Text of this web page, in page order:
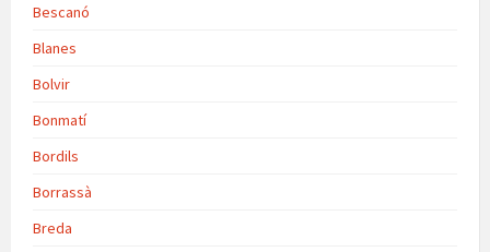
Bescanó
Blanes
Bolvir
Bonmatí
Bordils
Borrassà
Breda